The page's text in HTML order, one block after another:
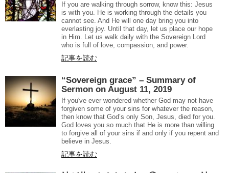
If you are walking through sorrow, know this: Jesus
is with you. He is working through the details you
cannot see. And He will one day bring you into
everlasting joy. Until that day, let us place our hope
in Him. Let us walk daily with the Sovereign Lord
who is full of love, compassion, and power.
記事を読む
“Sovereign grace” – Summary of
Sermon on August 11, 2019
If you've ever wondered whether God may not have
forgiven some of your sins for whatever the reason,
then know that God’s only Son, Jesus, died for you.
God loves you so much that He is more than willing
to forgive all of your sins if and only if you repent and
believe in Jesus.
記事を読む